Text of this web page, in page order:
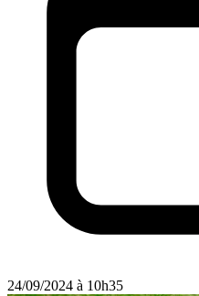
24/09/2024 à 10h35